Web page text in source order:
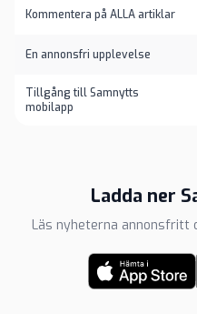
Kommentera på ALLA artiklar
En annonsfri upplevelse
Tillgång till Samnytts
mobilapp
Ladda ner
Läs nyheterna annonsfritt